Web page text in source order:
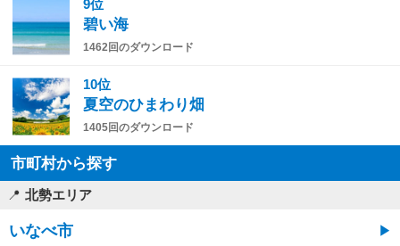
9位
碧い海
1462回のダウンロード
10位
夏空のひまわり畑
1405回のダウンロード
市町村から探す
北勢エリア
いなべ市